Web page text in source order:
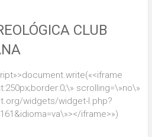
CLUB
scrolling=\»no\»
widgets/widget-l.php?
iframe>»)